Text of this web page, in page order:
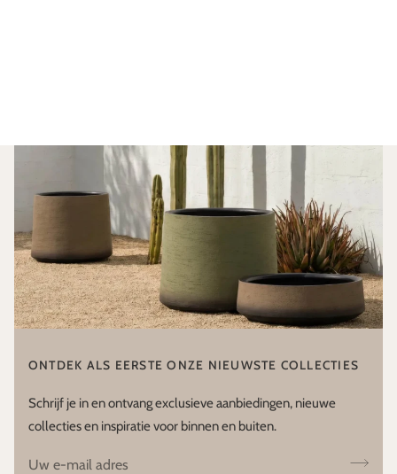
ONTDEK ALS EERSTE ONZE NIEUWSTE COLLECTIES
Schrijf je in en ontvang exclusieve aanbiedingen, nieuwe
collecties en inspiratie voor binnen en buiten.